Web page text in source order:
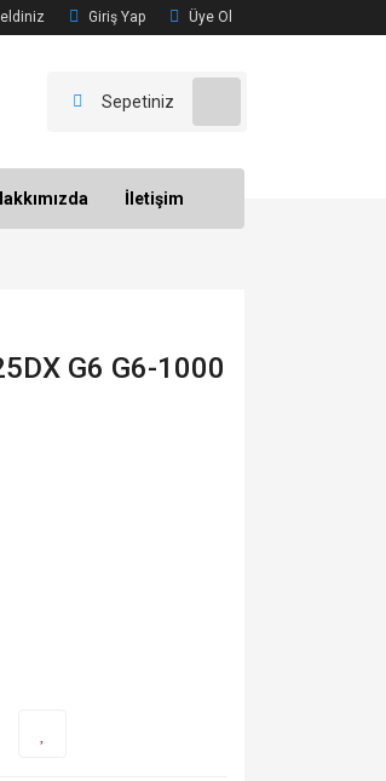
Giriş Yap Üye Ol
Sepetiniz
İletişim
G6 G6-1000